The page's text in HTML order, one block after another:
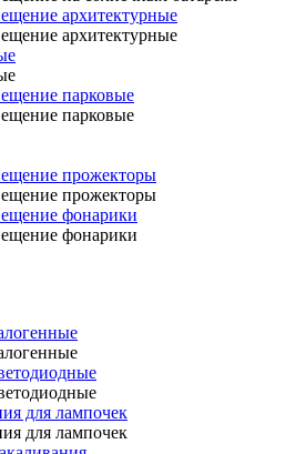
архитектурные
архитектурные
парковые
парковые
прожекторы
прожекторы
фонарики
фонарики
для лампочек
для лампочек